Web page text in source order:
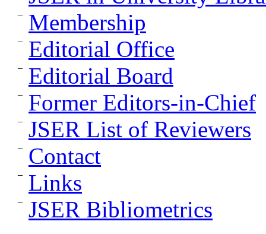
Membership
Editorial Office
Editorial Board
Former Editors-in-Chief
JSER List of Reviewers
Contact
Links
JSER Bibliometrics